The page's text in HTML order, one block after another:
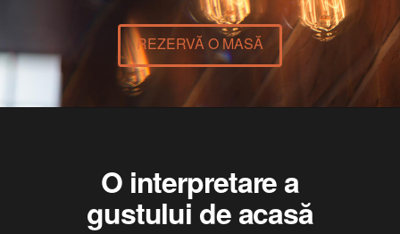
REZERVĂ O MASĂ
O interpretare a
gustului de acasă